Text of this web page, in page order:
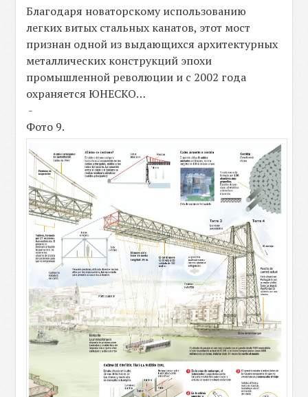
Благодаря новаторскому использованию
легких витых стальных канатов, этот мост
признан одной из выдающихся архитектурных
металлических конструкций эпохи
промышленной революции и с 2002 года
охраняется ЮНЕСКО…
-
Фото 9.